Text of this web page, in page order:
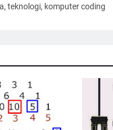
teknologi, komputer coding